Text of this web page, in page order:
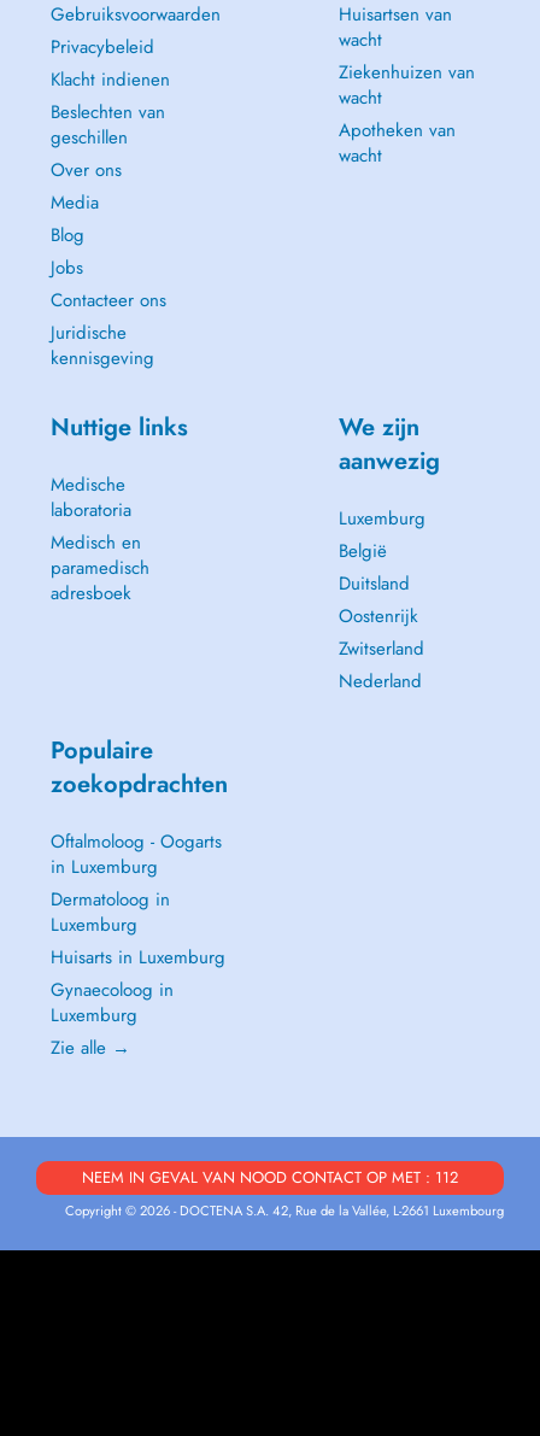
Gebruiksvoorwaarden
Privacybeleid
Klacht indienen
Beslechten van
geschillen
Over ons
Media
Blog
Jobs
Contacteer ons
Juridische
kennisgeving
Huisartsen van
wacht
Ziekenhuizen van
wacht
Apotheken van
wacht
Nuttige links
Medische
laboratoria
Medisch en
paramedisch
adresboek
We zijn
aanwezig
Luxemburg
België
Duitsland
Oostenrijk
Zwitserland
Nederland
Populaire
zoekopdrachten
Oftalmoloog - Oogarts
in Luxemburg
Dermatoloog in
Luxemburg
Huisarts in Luxemburg
Gynaecoloog in
Luxemburg
Zie alle →
NEEM IN GEVAL VAN NOOD CONTACT OP MET : 112
Copyright © 2026 - DOCTENA S.A. 42, Rue de la Vallée, L-2661 Luxembourg